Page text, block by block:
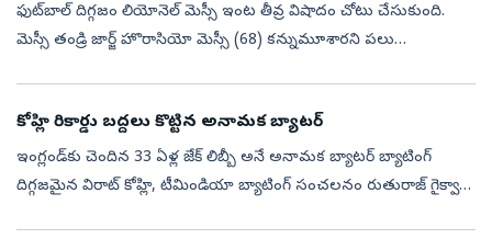
ఫుట్‌బాల్ దిగ్గజం లియోనెల్ మెస్సీ ఇంట తీవ్ర విషాదం చోటు చేసుకుంది.
మెస్సీ తండ్రి జార్జ్ హొరాసియో మెస్సీ (68) కన్నుమూశారని పలు
కోహ్లి రికార్డు బద్దలు కొట్టిన అనామక బ్యాటర్‌
ఇంగ్లండ్‌కు చెందిన 33 ఏళ్ల జేక్‌ లిబ్బీ అనే అనామక బ్యాటర్‌ బ్యాటింగ్‌
దిగ్గజమైన విరాట్‌ కోహ్లి, టీమిండియా బ్యాటింగ్‌ సంచలనం రుతురాజ్‌ గైక్వాడ్‌